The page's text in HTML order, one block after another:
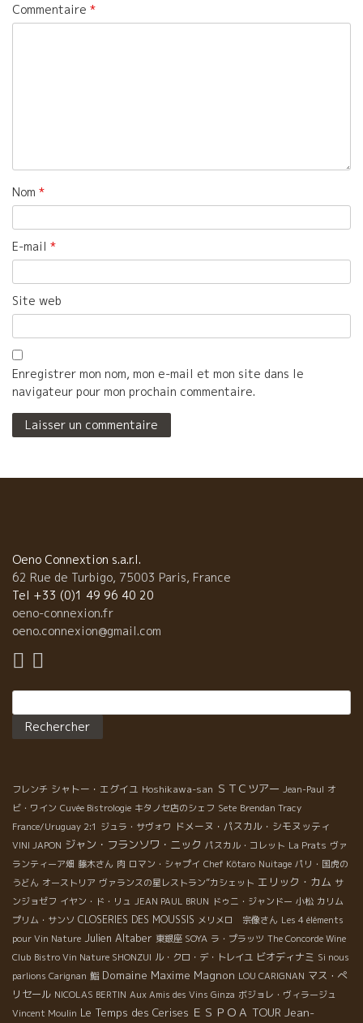
Commentaire *
Nom *
E-mail *
Site web
Enregistrer mon nom, mon e-mail et mon site dans le
navigateur pour mon prochain commentaire.
Oeno Connextion s.a.r.l.
62 Rue de Turbigo, 75003 Paris, France
Tel +33 (0)1 49 96 40 20
oeno-connexion.fr
oeno.connexion@gmail.com
フレンチ シャトー・エグイユ Hoshikawa-san ＳＴＣツアー Jean-Paul オ
ビ・ワイン Cuvée Bistrologie キタノセ店のシェフ Sete Brendan Tracy
France/Uruguay 2:1 ジュラ・サヴォワ ドメーヌ・パスカル・シモヌッティ
VINI JAPON ジャン・フランソワ・ニック パスカル・コレット La Prats ヴァ
ランティーア畑 藤木さん 肉 ロマン・シャプイ Chef Kôtaro Nuitage パリ・国虎の
うどん オーストリア ヴァランスの星レストラン”カシェット エリック・カム サ
ンジョゼフ イヤン・ド・リュ JEAN PAUL BRUN ドゥニ・ジャンドー 小松 カリム
プリム・サンソ CLOSERIES DES MOUSSIS メリメロ 宗像さん Les 4 éléments
pour Vin Nature Julien Altaber 東銀座 SOYA ラ・プラッツ The Concorde Wine
Club Bistro Vin Nature SHONZUI ル・クロ・デ・トレイユ ビオディナミ Si nous
parlions Carignan 鮨 Domaine Maxime Magnon LOU CARIGNAN マス・ぺ
リセール NICOLAS BERTIN Aux Amis des Vins Ginza ボジョレ・ヴィラージュ
Vincent Moulin Le Temps des Cerises ＥＳＰＯＡ TOUR Jean-